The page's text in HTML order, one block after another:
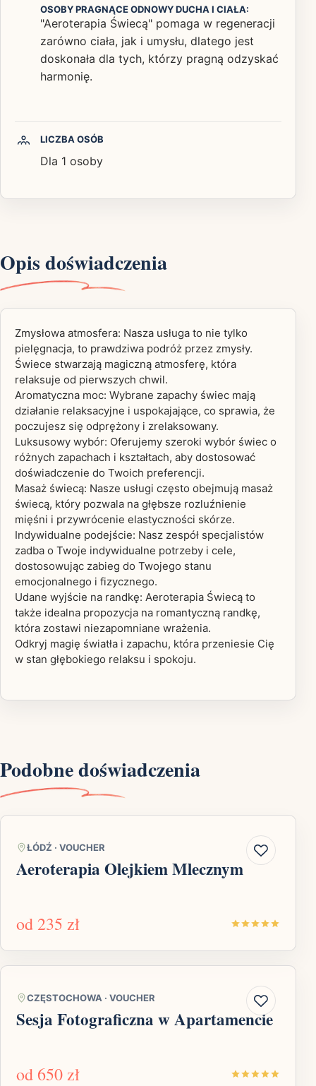
OSOBY PRAGNĄCE ODNOWY DUCHA I CIAŁA:
"Aeroterapia Świecą" pomaga w regeneracji
zarówno ciała, jak i umysłu, dlatego jest
doskonała dla tych, którzy pragną odzyskać
harmonię.
LICZBA OSÓB
Dla 1 osoby
Opis doświadczenia
Zmysłowa atmosfera: Nasza usługa to nie tylko
pielęgnacja, to prawdziwa podróż przez zmysły.
Świece stwarzają magiczną atmosferę, która
relaksuje od pierwszych chwil.
Aromatyczna moc: Wybrane zapachy świec mają
działanie relaksacyjne i uspokajające, co sprawia, że
poczujesz się odprężony i zrelaksowany.
Luksusowy wybór: Oferujemy szeroki wybór świec o
różnych zapachach i kształtach, aby dostosować
doświadczenie do Twoich preferencji.
Masaż świecą: Nasze usługi często obejmują masaż
świecą, który pozwala na głębsze rozluźnienie
mięśni i przywrócenie elastyczności skórze.
Indywidualne podejście: Nasz zespół specjalistów
zadba o Twoje indywidualne potrzeby i cele,
dostosowując zabieg do Twojego stanu
emocjonalnego i fizycznego.
Udane wyjście na randkę: Aeroterapia Świecą to
także idealna propozycja na romantyczną randkę,
która zostawi niezapomniane wrażenia.
Odkryj magię światła i zapachu, która przeniesie Cię
w stan głębokiego relaksu i spokoju.
Podobne doświadczenia
ŁÓDŹ · VOUCHER
Aeroterapia Olejkiem Mlecznym
od 235 zł
CZĘSTOCHOWA · VOUCHER
Sesja Fotograficzna w Apartamencie
od650 zł